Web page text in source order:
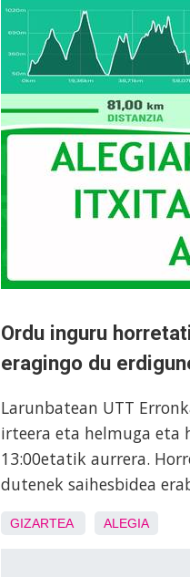
Ordu inguru
eragingo du
Larunbatean UTT
irteera eta helmuga eta
13:00etatik aurrera.
dutenek saihesbidea
GIZARTEA ALEGIA